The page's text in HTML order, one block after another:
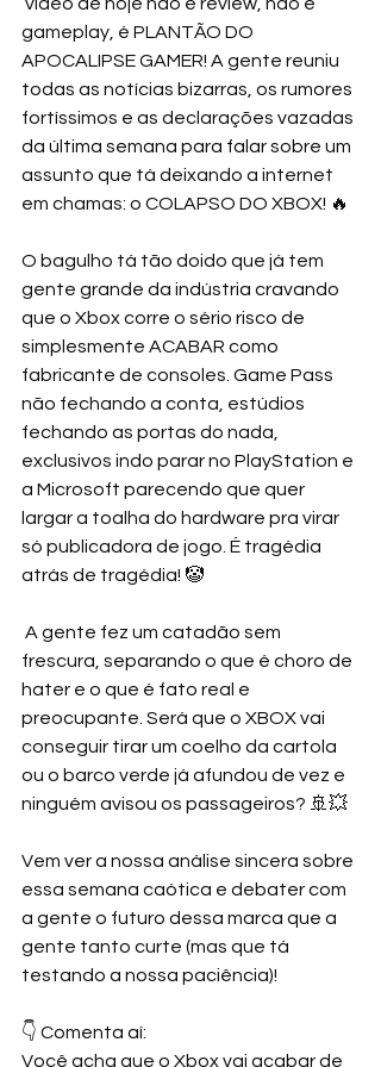
gameplay, é PLANTÃO DO
APOCALIPSE GAMER! A gente reuniu
todas as notícias bizarras, os rumores
fortíssimos e as declarações vazadas
da última semana para falar sobre um
assunto que tá deixando a internet
em chamas: o COLAPSO DO XBOX! 🔥
O bagulho tá tão doido que já tem
gente grande da indústria cravando
que o Xbox corre o sério risco de
simplesmente ACABAR como
fabricante de consoles. Game Pass
não fechando a conta, estúdios
fechando as portas do nada,
exclusivos indo parar no PlayStation e
a Microsoft parecendo que quer
largar a toalha do hardware pra virar
só publicadora de jogo. É tragédia
atrás de tragédia! 🤡
frescura, separando o que é choro de
hater e o que é fato real e
preocupante. Será que o XBOX vai
conseguir tirar um coelho da cartola
ou o barco verde já afundou de vez e
ninguém avisou os passageiros? 🚢💥
Vem ver a nossa análise sincera sobre
essa semana caótica e debater com
a gente o futuro dessa marca que a
gente tanto curte (mas que tá
testando a nossa paciência)!
👇 Comenta aí:
Você acha que o Xbox vai acabar de